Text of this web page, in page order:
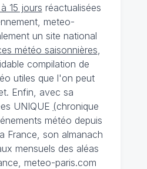
15 jours réactualisées
meteo-
un site national
météo saisonnières
compilation de
utiles que l'on peut
Enfin, avec sa
UNIQUE (chronique
météo depuis
France, son almanach
mensuels des aléas
meteo-paris.com